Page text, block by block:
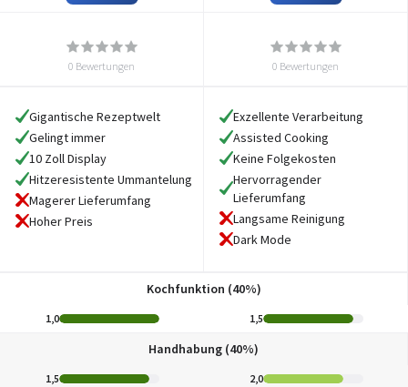
0 Bewertungen 0 Bewertungen
Gigantische Rezeptwelt
Gelingt immer
10 Zoll Display
Hitzeresistente Ummantelung
Magerer Lieferumfang
Hoher Preis
Exzellente Verarbeitung
Assisted Cooking
Keine Folgekosten
Hervorragender
Lieferumfang
Langsame Reinigung
Dark Mode
Kochfunktion (40%)
1,0 1,5
Handhabung (40%)
1,5 2,0